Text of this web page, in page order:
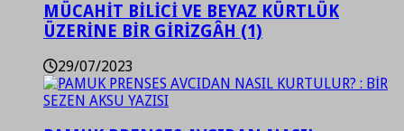
MÜCAHİT BİLİCİ VE BEYAZ KÜRTLÜK
ÜZERİNE BİR GİRİZGÂH (1)
29/07/2023